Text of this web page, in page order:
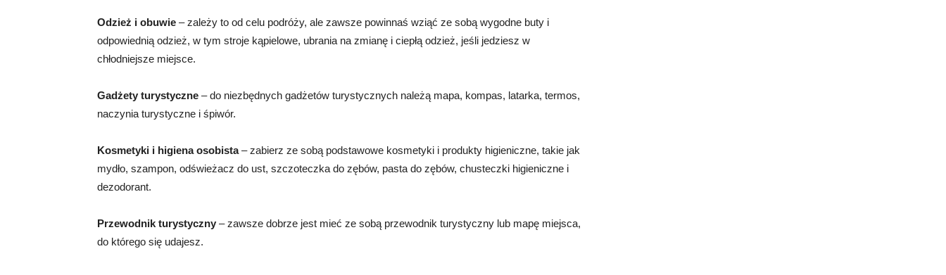
Odzież i obuwie – zależy to od celu podróży, ale zawsze powinnaś wziąć ze sobą wygodne buty i
odpowiednią odzież, w tym stroje kąpielowe, ubrania na zmianę i ciepłą odzież, jeśli jedziesz w
chłodniejsze miejsce.
Gadżety turystyczne – do niezbędnych gadżetów turystycznych należą mapa, kompas, latarka, termos,
naczynia turystyczne i śpiwór.
Kosmetyki i higiena osobista– zabierz ze sobą podstawowe kosmetyki i produkty higieniczne, takie jak
mydło, szampon, odświeżacz do ust, szczoteczka do zębów, pasta do zębów, chusteczki higieniczne i
dezodorant.
Przewodnik turystyczny – zawsze dobrze jest mieć ze sobą przewodnik turystyczny lub mapę miejsca,
do którego się udajesz.